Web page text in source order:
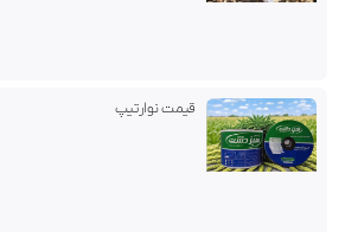
قیمت نوارتیپ